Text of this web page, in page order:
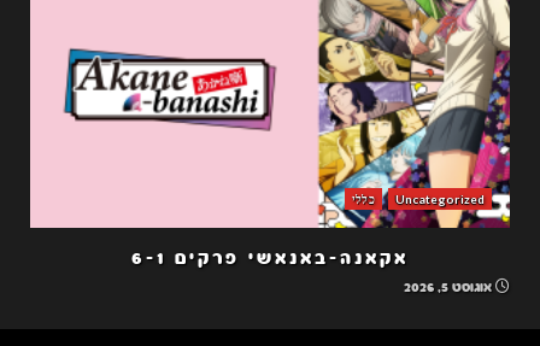
Uncategorized כללי
אקאנה-באנאשי פרקים 6-1
אוגוסט 5, 2026